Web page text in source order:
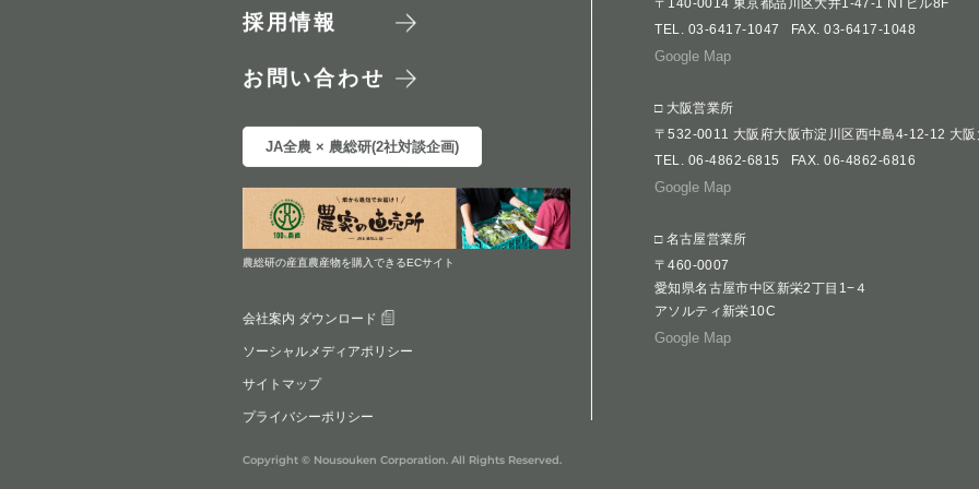
採用情報
お問い合わせ
JA全農 × 農総研(2社対談企画)
農総研の産直農産物を購入できるECサイト
会社案内 ダウンロード
ソーシャルメディアポリシー
サイトマップ
プライバシーポリシー
TEL. 03-6417-1047 FAX. 03-6417-1048
Google Map
□ 大阪営業所
〒532-0011 大阪府大阪市淀川区西中島4-12-12 大
TEL. 06-4862-6815 FAX. 06-4862-6816
Google Map
□ 名古屋営業所
〒460-0007
愛知県名古屋市中区新栄2丁目1−４
アソルティ新栄10C
Google Map
Copyright © Nousouken Corporation. All Rights Reserved.